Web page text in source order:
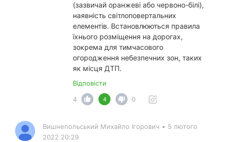
(зазвичай оранжеві або червоно-білі),
наявність світлоповертальних
елементів. Встановлюються правила
їхнього розміщення на дорогах,
зокрема для тимчасового
огородження небезпечних зон, таких
як місця ДТП.
Відповісти
4
4 0
Вишнепольський Михайло Ігорович • 5 лютого
2022 20:29